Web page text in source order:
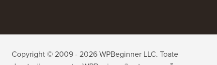
WP Mail SMTP
Smash Balloon
RafflePress
PushEngage